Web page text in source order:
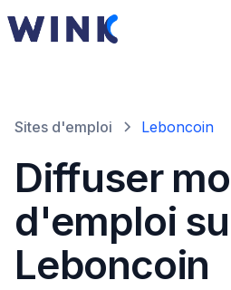
Sites d'emploi Leboncoin
Diffuser
d'emploi
Leboncoin